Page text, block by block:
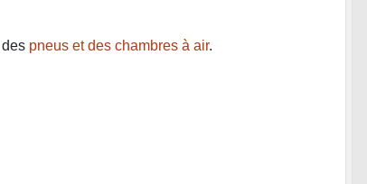
pneus et des chambres à air.